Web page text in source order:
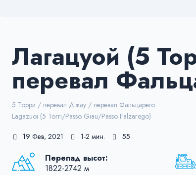
Лагацуой (5
перевал
5 Торри / перевал Джау / перевал Фальцарего
Lagazuoi (5 Torri/Passo Giau/Passo Falzarego)
19 Фев, 2021 1-2 мин. 55
Перепад высот:
1822-2742 м